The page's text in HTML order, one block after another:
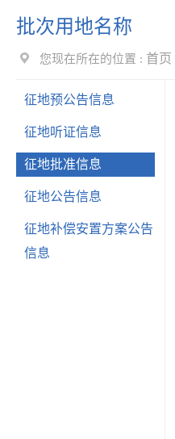
批次用地名称
您现在所在的位置 : 首页
征地预公告信息
征地听证信息
征地批准信息
征地公告信息
征地补偿安置方案公告
信息